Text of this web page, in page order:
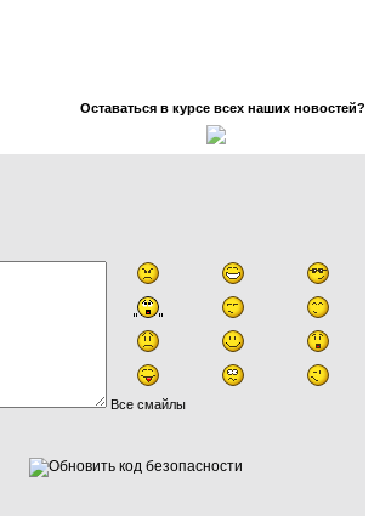
Оставаться в курсе всех наших новостей?
Все смайлы